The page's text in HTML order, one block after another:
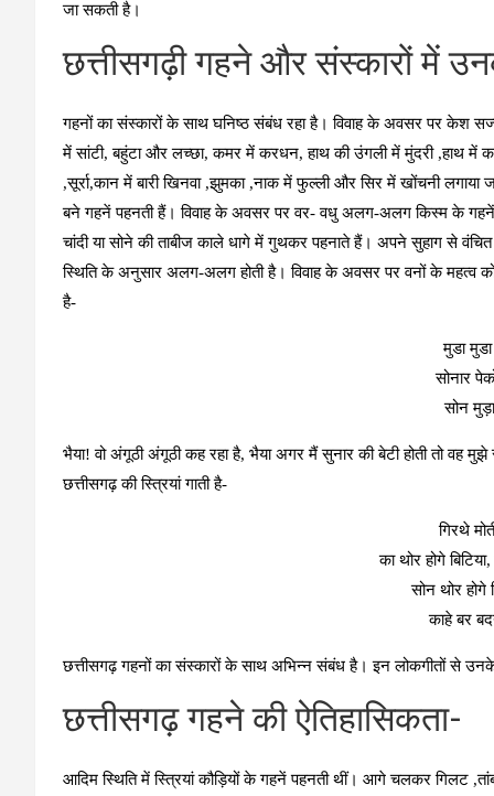
जा सकती है।
छत्तीसगढ़ी गहने और संस्कारों में
गहनों का संस्कारों के साथ घनिष्ठ संबंध रहा है। विवाह के अवसर पर केश
में सांटी, बहुंटा और लच्छा, कमर में करधन, हाथ की उंगली में मुंदरी ,हाथ में
,सूर्रा,कान में बारी खिनवा ,झुमका ,नाक में फुल्ली और सिर में खोंचनी लगाया
बने गहनें पहनती हैं। विवाह के अवसर पर वर- वधु अलग-अलग किस्म के
चांदी या सोने की ताबीज काले धागे में गुथकर पहनाते हैं। अपने सुहाग से
स्थिति के अनुसार अलग-अलग होती है। विवाह के अवसर पर वनों के महत्व
है-
मुडा मुडा
सोनार
सोन
भैया! वो अंगूठी अंगूठी कह रहा है, भैया अगर मैं सुनार की बेटी होती तो
छत्तीसगढ़ की स्त्रियां गाती है-
गिरथे
का थोर होगे
सोन थोर होगे
काहे बर
छत्तीसगढ़ गहनों का संस्कारों के साथ अभिन्न संबंध है। इन लोकगीतों से
छत्तीसगढ़ गहने की ऐतिहासिकता-
आदिम स्थिति में स्त्रियां कौड़ियों के गहनें पहनती थीं। आगे चलकर गिलट